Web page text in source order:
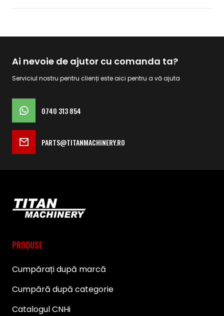
Ai nevoie de ajutor cu comanda ta?
Serviciul nostru pentru clienți este aici pentru a vă ajuta
0740 313 854
PARTS@TITANMACHINERY.RO
PRODUSE
Cumpărați după marcă
Cumpără după categorie
Catalogul CNHi